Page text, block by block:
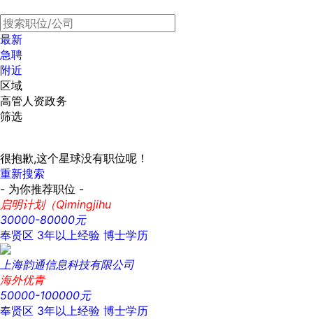
最新
急聘
附近
区域
高管人资政务
筛选
很抱歉,这个星球没有职位呢！
重新搜索
- 为你推荐职位 -
启明计划（Qimingjihu
30000-80000元
奉贤区 3年以上经验 博士学历
上海韵通信息科技有限公司
海外优青
50000-100000元
奉贤区 3年以上经验 博士学历